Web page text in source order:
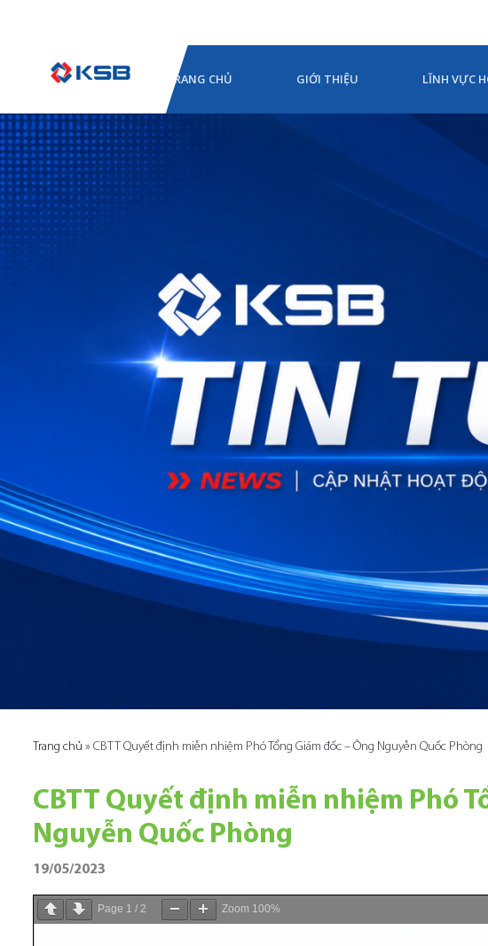
TRANG CHỦ GIỚI THIỆU LĨNH VỰC
Trang chủ » CBTT Quyết định miễn nhiệm Phó Tổng Giám đốc – Ông Nguyễn Quốc Phòng
CBTT Quyết định miễn nhiệm Phó
Nguyễn Quốc Phòng
19/05/2023
Page 1 / 2 Zoom 100%